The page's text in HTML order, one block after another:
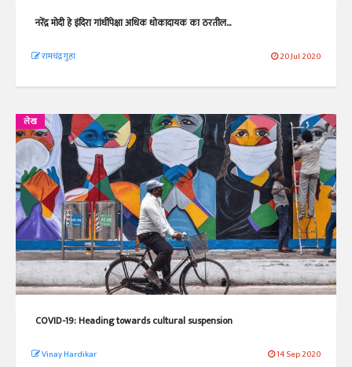
नरेंद्र मोदी हे इंदिरा गांधींपेक्षा अधिक धोकादायक का ठरतील...
रामचंद्र गुहा 20 Jul 2020
लेख
COVID-19: Heading towards cultural suspension
Vinay Hardikar 14 Sep 2020